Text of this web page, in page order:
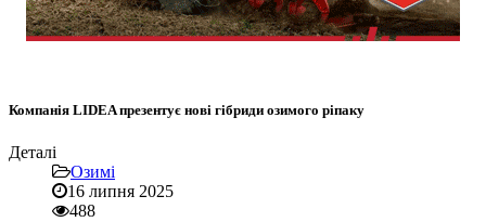
Компанія LIDEA презентує нові гібриди озимого ріпаку
Деталі
Озимі
16 липня 2025
488